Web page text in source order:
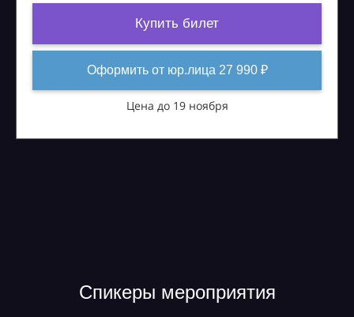
Купить билет
Оформить от юр.лица 27 990 ₽
Цена до 19 ноября
Спикеры мероприятия